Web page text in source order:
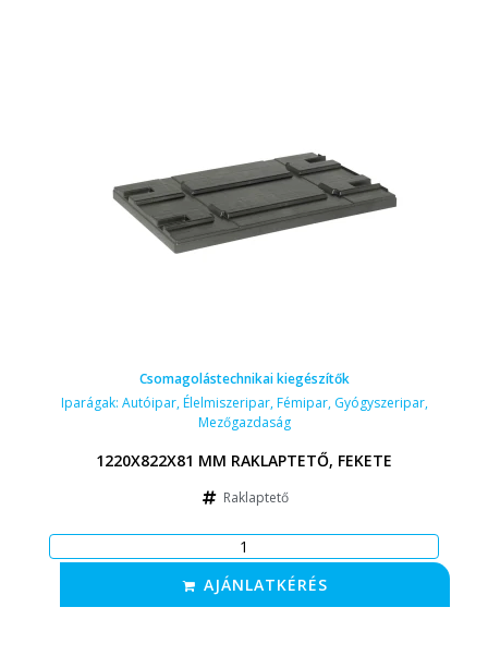
Csomagolástechnikai kiegészítők
Iparágak: Autóipar,Élelmiszeripar,Fémipar, Gyógyszeripar,
Mezőgazdaság
1220X822X81 MM RAKLAPTETŐ, FEKETE
Raklaptető
AJÁNLATKÉRÉS